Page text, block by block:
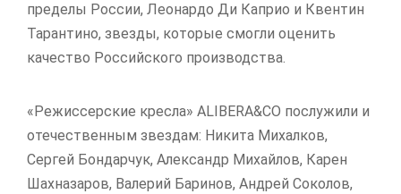
пределы России, Леонардо Ди Каприо и Квентин
Тарантино, звезды, которые смогли оценить
качество Российского производства.
«Режиссерские кресла» ALIBERA&CO послужили и
отечественным звездам: Никита Михалков,
Сергей Бондарчук, Александр Михайлов, Карен
Шахназаров, Валерий Баринов, Андрей Соколов,